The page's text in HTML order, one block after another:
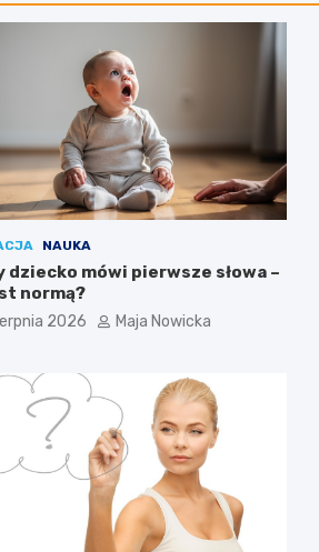
NAUKA
dziecko mówi pierwsze słowa –
normą?
2026 Maja Nowicka